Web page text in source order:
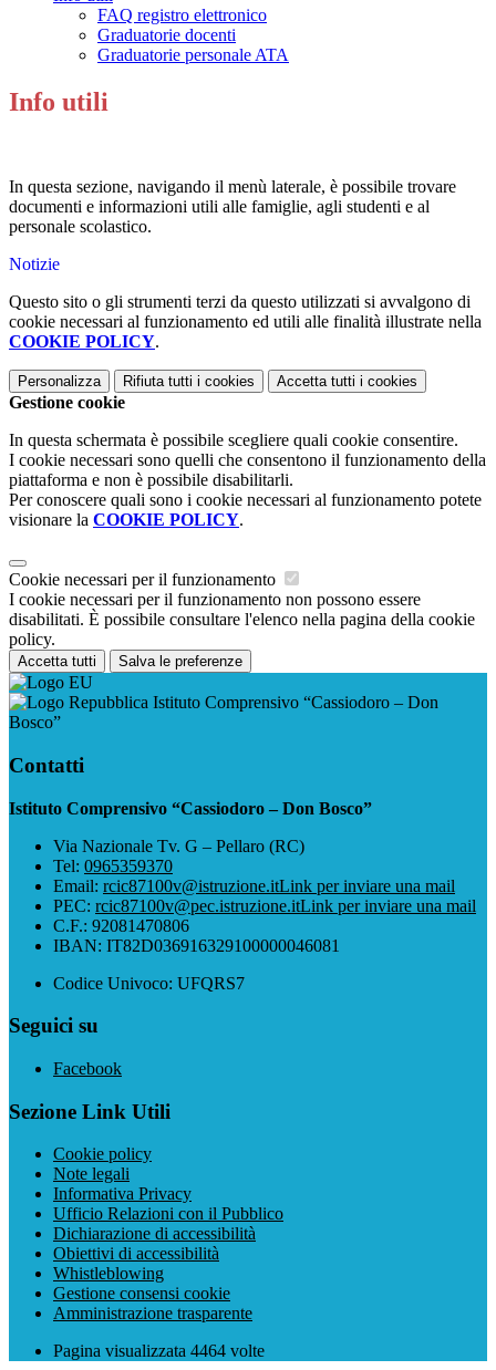
FAQ registro elettronico
Graduatorie docenti
Graduatorie personale ATA
Info utili
In questa sezione, navigando il menù laterale, è possibile trovare
documenti e informazioni utili alle famiglie, agli studenti e al
personale scolastico.
Notizie
Questo sito o gli strumenti terzi da questo utilizzati si avvalgono di
cookie necessari al funzionamento ed utili alle finalità illustrate nella
COOKIE POLICY.
Personalizza Rifiuta tutti i cookies Accetta tutti i cookies
Gestione cookie
In questa schermata è possibile scegliere quali cookie consentire.
I cookie necessari sono quelli che consentono il funzionamento della
piattaforma e non è possibile disabilitarli.
Per conoscere quali sono i cookie necessari al funzionamento potete
visionare la COOKIE POLICY.
Cookie necessari per il funzionamento
I cookie necessari per il funzionamento non possono essere
disabilitati. È possibile consultare l'elenco nella pagina della cookie
policy.
Accetta tutti Salva le preferenze
Istituto Comprensivo “Cassiodoro – Don
Bosco”
Contatti
Istituto Comprensivo “Cassiodoro – Don Bosco”
Via Nazionale Tv. G – Pellaro (RC)
Tel: 0965359370
Email: rcic87100v@istruzione.itLink per inviare una mail
PEC: rcic87100v@pec.istruzione.itLink per inviare una mail
C.F.: 92081470806
IBAN: IT82D036916329100000046081
Codice Univoco: UFQRS7
Seguici su
Facebook
Sezione Link Utili
Cookie policy
Note legali
Informativa Privacy
Ufficio Relazioni con il Pubblico
Dichiarazione di accessibilità
Obiettivi di accessibilità
Whistleblowing
Gestione consensi cookie
Amministrazione trasparente
Pagina visualizzata 4464 volte